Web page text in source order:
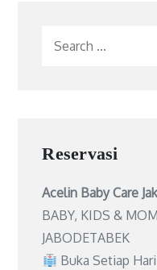
Search
Reservasi
Acelin Baby Care
BABY, KIDS &
JABODETABEK
Buka Setiap